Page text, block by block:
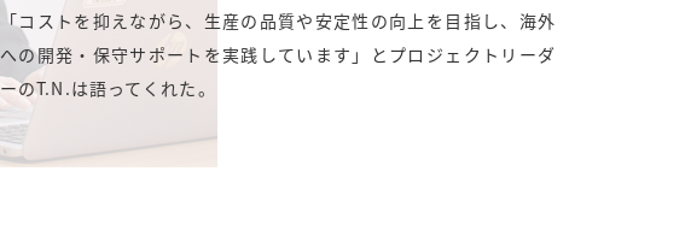
「コストを抑えながら、生産の品質や安定性の向上を目指し、海外
への開発・保守サポートを実践しています」とプロジェクトリーダ
ーのT.N.は語ってくれた。